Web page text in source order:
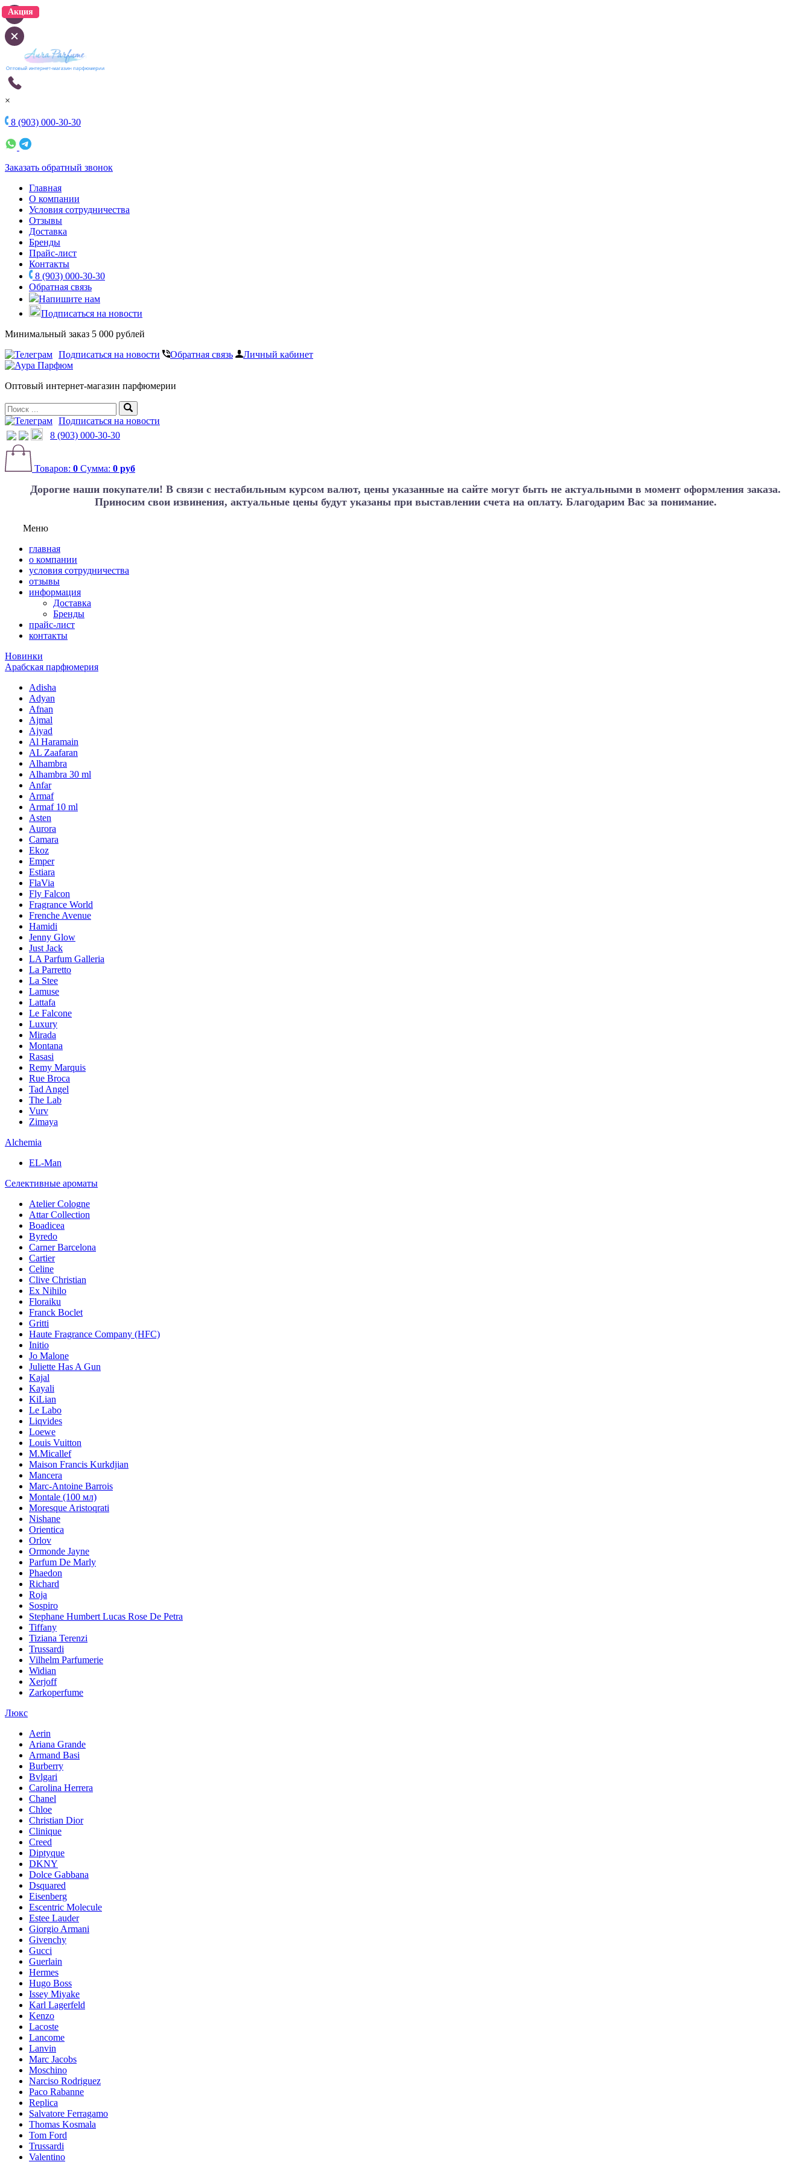
×
8 (903) 000-30-30
Заказать обратный звонок
Главная
О компании
Условия сотрудничества
Отзывы
Доставка
Бренды
Прайс-лист
Контакты
8 (903) 000-30-30
Обратная связь
Напишите нам
Подписаться на новости
Минимальный заказ 5 000 рублей
Подписаться на новости
Обратная связь Личный кабинет
Оптовый интернет-магазин парфюмерии
Подписаться на новости
8 (903) 000-30-30
Товаров: 0 Сумма: 0 руб
Дорогие наши покупатели! В связи с нестабильным курсом валют, цены указанные на сайте могут быть не актуальными в момент оформления заказа.
Приносим свои извинения, актуальные цены будут указаны при выставлении счета на оплату. Благодарим Вас за понимание.
Меню
главная
о компании
условия сотрудничества
отзывы
информация
Доставка
Бренды
прайс-лист
контакты
Новинки
Арабская парфюмерия
Adisha
Adyan
Afnan
Ajmal
Ajyad
Al Haramain
AL Zaafaran
Alhambra
Alhambra 30 ml
Anfar
Armaf
Armaf 10 ml
Asten
Aurora
Camara
Ekoz
Emper
Estiara
FlaVia
Fly Falcon
Fragrance World
Frenche Avenue
Hamidi
Jenny Glow
Just Jack
LA Parfum Galleria
La Parretto
La Stee
Lamuse
Lattafa
Le Falcone
Luxury
Mirada
Montana
Rasasi
Remy Marquis
Rue Broca
Tad Angel
The Lab
Vurv
Zimaya
Alchemia
EL-Man
Селективные ароматы
Atelier Cologne
Attar Collection
Boadicea
Byredo
Carner Barcelona
Cartier
Celine
Clive Christian
Ex Nihilo
Floraiku
Franck Boclet
Gritti
Haute Fragrance Company (HFC)
Initio
Jo Malone
Juliette Has A Gun
Kajal
Kayali
KiLian
Le Labo
Liqvides
Loewe
Louis Vuitton
M.Micallef
Maison Francis Kurkdjian
Mancera
Marc-Antoine Barrois
Montale (100 мл)
Moresque Aristoqrati
Nishane
Orientica
Orlov
Ormonde Jayne
Parfum De Marly
Phaedon
Richard
Roja
Sospiro
Stephane Humbert Lucas Rose De Petra
Tiffany
Tiziana Terenzi
Trussardi
Vilhelm Parfumerie
Widian
Xerjoff
Zarkoperfume
Люкс
Aerin
Ariana Grande
Armand Basi
Burberry
Bvlgari
Carolina Herrera
Chanel
Chloe
Christian Dior
Clinique
Creed
Diptyque
DKNY
Dolce Gabbana
Dsquared
Eisenberg
Escentric Molecule
Estee Lauder
Giorgio Armani
Givenchy
Gucci
Guerlain
Hermes
Hugo Boss
Issey Miyake
Karl Lagerfeld
Kenzo
Lacoste
Lancome
Lanvin
Marc Jacobs
Moschino
Narciso Rodriguez
Paco Rabanne
Replica
Salvatore Ferragamo
Thomas Kosmala
Tom Ford
Trussardi
Valentino
Акция
Акция